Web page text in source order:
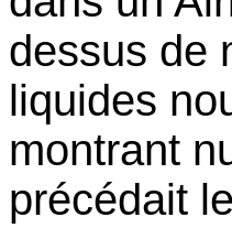
dessus de
liquides
montrant
précédait